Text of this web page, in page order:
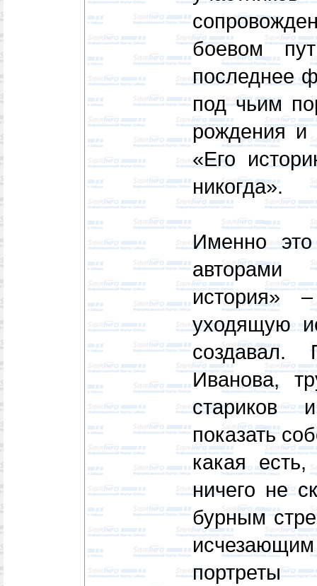
боевом
последнее
под чьим
рождения и
«Его
никогда».
Именно это
авторами
история» –
уходящую
создавал.
Иванова,
стариков
показать
какая
ничего не
бурным